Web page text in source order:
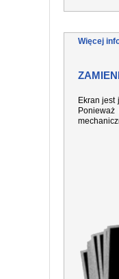
Więcej
Ekran jest